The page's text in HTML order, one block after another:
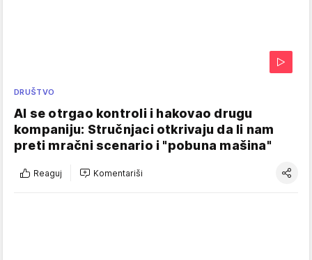
DRUŠTVO
AI se otrgao kontroli i hakovao drugu
kompaniju: Stručnjaci otkrivaju da li nam
preti mračni scenario i "pobuna mašina"
Reaguj Komentariši